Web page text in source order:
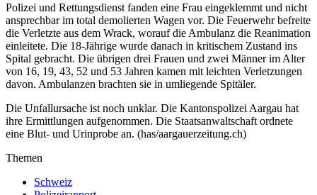
Polizei und Rettungsdienst fanden eine Frau eingeklemmt und nicht
ansprechbar im total demolierten Wagen vor. Die Feuerwehr befreite
die Verletzte aus dem Wrack, worauf die Ambulanz die Reanimation
einleitete. Die 18-Jährige wurde danach in kritischem Zustand ins
Spital gebracht. Die übrigen drei Frauen und zwei Männer im Alter
von 16, 19, 43, 52 und 53 Jahren kamen mit leichten Verletzungen
davon. Ambulanzen brachten sie in umliegende Spitäler.
Die Unfallursache ist noch unklar. Die Kantonspolizei Aargau hat
ihre Ermittlungen aufgenommen. Die Staatsanwaltschaft ordnete
eine Blut- und Urinprobe an. (has/aargauerzeitung.ch)
Themen
Schweiz